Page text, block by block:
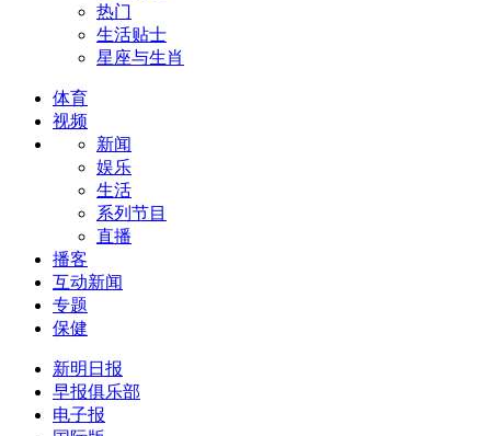
热门
生活贴士
星座与生肖
体育
视频
新闻
娱乐
生活
系列节目
直播
播客
互动新闻
专题
保健
新明日报
早报俱乐部
电子报